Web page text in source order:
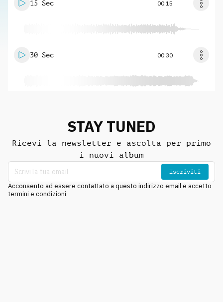
15 Sec 00:15
30 Sec 00:30
STAY TUNED
Ricevi la newsletter e ascolta per primo
i nuovi album
Iscriviti
Acconsento ad essere contattato a questo indirizzo email e accetto
termini e condizioni